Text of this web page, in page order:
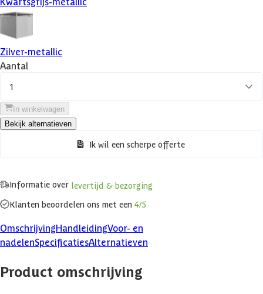
Zilver-metallic
Aantal
1
In winkelwagen
Bekijk alternatieven
Ik wil een scherpe offerte
Informatie over levertijd & bezorging
Klanten beoordelen ons met een 4/5
OmschrijvingHandleidingVoor- en
nadelenSpecificatiesAlternatieven
Product omschrijving